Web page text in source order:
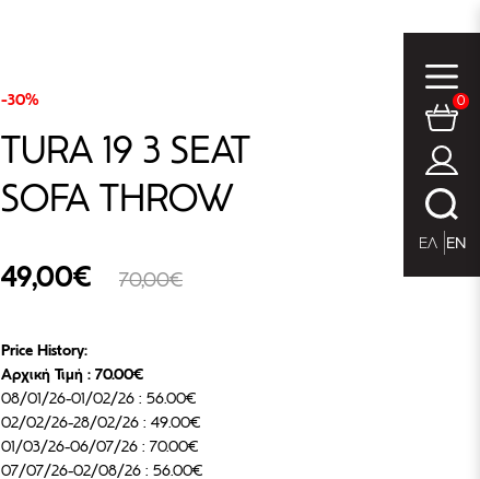
0
ΕΛ EN
-30%
TURA 19 3 SEAT
SOFA THROW
49,00€ 70,00€
Price History:
Αρχική Τιμή : 70.00€
08/01/26-01/02/26 : 56.00€
02/02/26-28/02/26 : 49.00€
01/03/26-06/07/26 : 70.00€
07/07/26-02/08/26 : 56.00€